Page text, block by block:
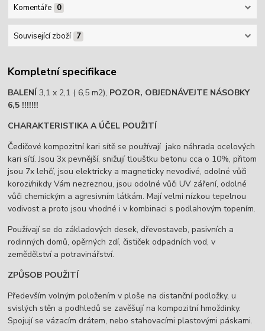
Komentáře 0
Související zboží 7
Kompletní specifikace
BALENÍ3,1 x 2,1 ( 6,5 m2), POZOR, OBJEDNÁVEJTE NÁSOBKY
6,5 !!!!!!!
CHARAKTERISTIKA A ÚČEL POUŽITÍ
Čedičové kompozitní kari sítě se používají jako náhrada ocelových
kari sítí. Jsou 3x pevnější, snižují tlouštku betonu cca o 10%, přitom
jsou 7x lehčí, jsou elektricky a magneticky nevodivé, odolné vůči
korozi/nikdy Vám nezreznou, jsou odolné vůči UV záření, odolné
vůči chemickým a agresivním látkám. Mají velmi nízkou tepelnou
vodivost a proto jsou vhodné i v kombinaci s podlahovým topením.
Používají se do základových desek, dřevostaveb, pasivních a
rodinných domů, opěrných zdí, čističek odpadních vod, v
zemědělství a potravinářství.
ZPŮSOB POUŽITÍ
Především volným položením v ploše na distanční podložky, u
svislých stěn a podhledů se zavěšují na kompozitní hmoždinky.
Spojují se vázacím drátem, nebo stahovacími plastovými páskami.